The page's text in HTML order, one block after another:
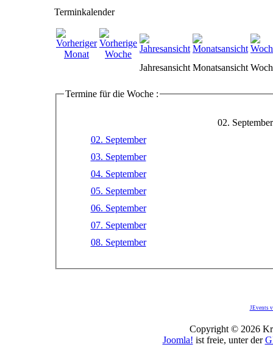
Terminkalender
Jahresansicht Monatsansicht
Termine für die Woche :
02.
02. September
03. September
04. September
05. September
06. September
07. September
08. September
JEvents
Copyright © 2026
Joomla! ist freie, unter der